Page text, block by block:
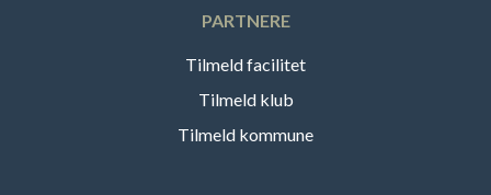
PARTNERE
Tilmeld facilitet
Tilmeld klub
Tilmeld kommune